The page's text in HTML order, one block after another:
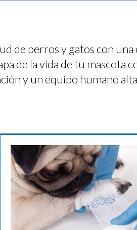
de perros y gatos con
de la vida de tu mascota
y un equipo humano